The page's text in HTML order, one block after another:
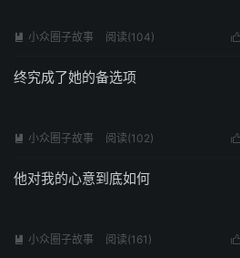
 小众圈子故事 阅读(104)
终究成了她的备选项
 小众圈子故事 阅读(102)
他对我的心意到底如何
 小众圈子故事 阅读(161)